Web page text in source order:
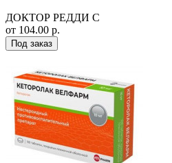
ДОКТОР РЕДДИ С
от 104.00 р.
Под заказ